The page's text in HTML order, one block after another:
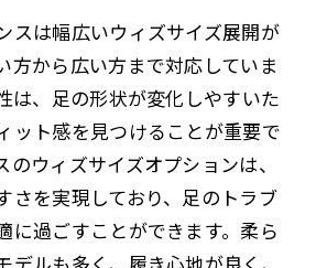
スは幅広いウィズサイズ展開が
方から広い方まで対応していま
は、足の形状が変化しやすいた
ット感を見つけることが重要で
のウィズサイズオプションは、
さを実現しており、足のトラブ
に過ごすことができます。柔ら